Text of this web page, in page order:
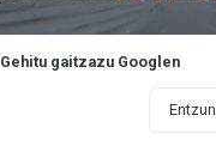
Gehitu gaitzazu Googlen
Entzun